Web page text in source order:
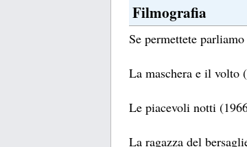
Filmografia
Se permettete
La maschera e il volto
Le piacevoli notti
La ragazza del